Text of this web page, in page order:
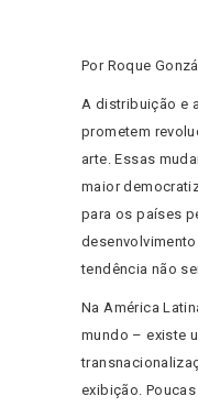
Por Roque
A distribuição e
prometem
arte. Essas
maior
para os países
tendência não
Na América
mundo – existe
exibição.